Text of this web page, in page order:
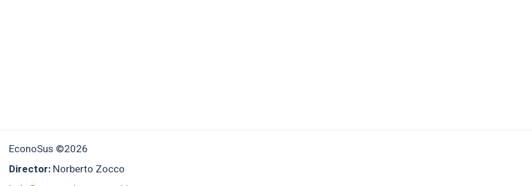
EconoSus ©2026
Director: Norberto Zocco